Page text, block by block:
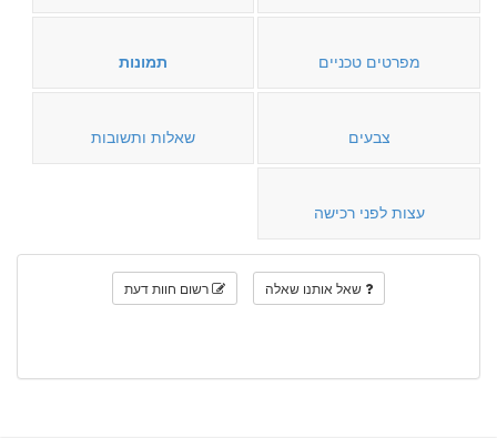
מפרטים טכניים תמונות
צבעים שאלות ותשובות
עצות לפני רכישה
שאל אותנו שאלה רשום חוות דעת